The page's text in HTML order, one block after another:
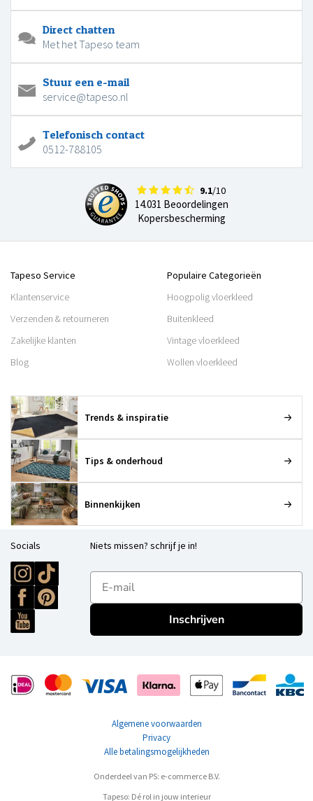
Direct chatten
Met het Tapeso team
Stuur een e-mail
service@tapeso.nl
Telefonisch contact
0512-788105
9.1/10
14.031 Beoordelingen
Kopersbescherming
Tapeso Service
Klantenservice
Verzenden & retourneren
Zakelijke klanten
Blog
Populaire Categorieën
Hoogpolig vloerkleed
Buitenkleed
Vintage vloerkleed
Wollen vloerkleed
Trends & inspiratie
Tips & onderhoud
Binnenkijken
Socials Niets missen? schrijf je in!
E-mailadres
Inschrijven
Algemene voorwaarden
Privacy
Alle betalingsmogelijkheden
Onderdeel van PS: e-commerce B.V.
Tapeso: Dé rol in jouw interieur